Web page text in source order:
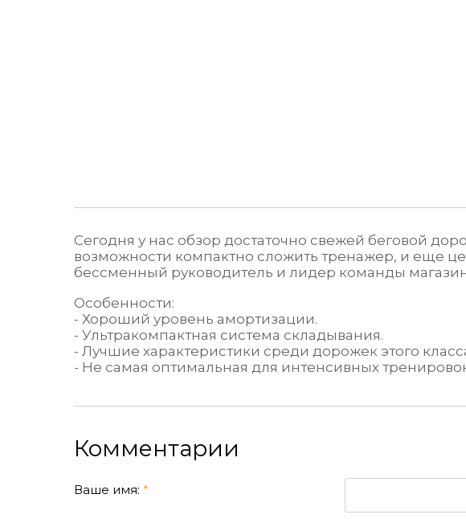
Сегодня у нас обзор достаточно свежей беговой
возможности компактно сложить тренажер, и еще
бессменный руководитель и лидер команды
Особенности:
- Хороший уровень амортизации.
- Ультракомпактная система складывания.
- Лучшие характеристики среди дорожек этого
- Не самая оптимальная для интенсивных
Комментарии
Ваше имя: *